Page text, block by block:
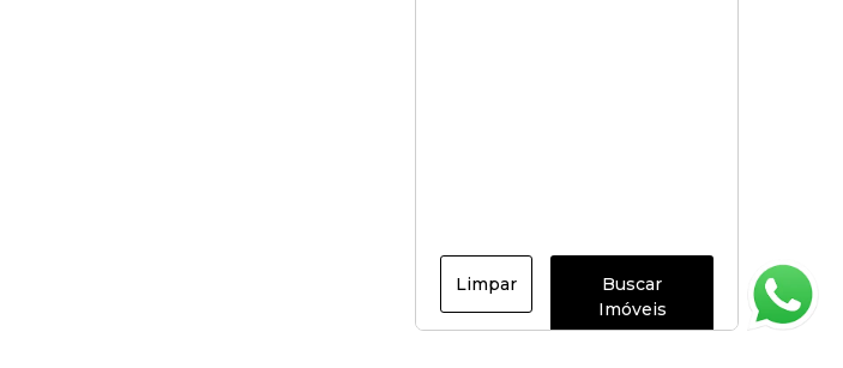
Limpar
Buscar
Imóveis